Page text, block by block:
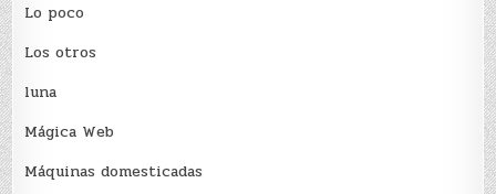
Lo poco
Los otros
luna
Mágica Web
Máquinas domesticadas